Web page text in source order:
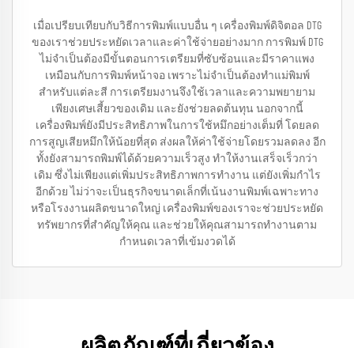
เมื่อเปรียบเทียบกับวิธีการพิมพ์แบบอื่น ๆ เครื่องพิมพ์ดิจิตอล DTG
ของเราช่วยประหยัดเวลาและค่าใช้จ่ายอย่างมาก การพิมพ์ DTG
ไม่จำเป็นต้องมีขั้นตอนการเตรียมที่ซับซ้อนและมีราคาแพง
เหมือนกับการพิมพ์หน้าจอ เพราะไม่จำเป็นต้องทำแม่พิมพ์
สำหรับแต่ละสี การเตรียมงานจึงใช้เวลาและความพยายาม
เพียงเศษเสี้ยวของเดิม และยังช่วยลดต้นทุน นอกจากนี้
เครื่องพิมพ์ยังมีประสิทธิภาพในการใช้หมึกอย่างเต็มที่ โดยลด
การสูญเสียหมึกให้น้อยที่สุด ส่งผลให้ค่าใช้จ่ายโดยรวมลดลง อีก
ทั้งยังสามารถพิมพ์ได้ด้วยความเร็วสูง ทำให้งานเสร็จเร็วกว่า
เดิม ซึ่งไม่เพียงแต่เพิ่มประสิทธิภาพการทำงาน แต่ยังเพิ่มกำไร
อีกด้วย ไม่ว่าจะเป็นธุรกิจขนาดเล็กที่เน้นงานพิมพ์เฉพาะทาง
หรือโรงงานผลิตขนาดใหญ่ เครื่องพิมพ์ของเราจะช่วยประหยัด
ทรัพยากรที่สำคัญให้คุณ และช่วยให้คุณสามารถทำงานตาม
กำหนดเวลาที่เข้มงวดได้